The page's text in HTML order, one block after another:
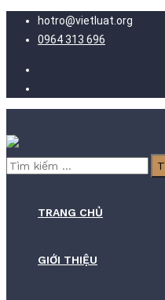
hotro@vietluat.org
0964 313 696
Tìm
TRANG CHỦ
GIỚI THIỆU